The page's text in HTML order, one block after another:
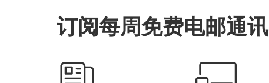
订阅每周免费电邮通讯